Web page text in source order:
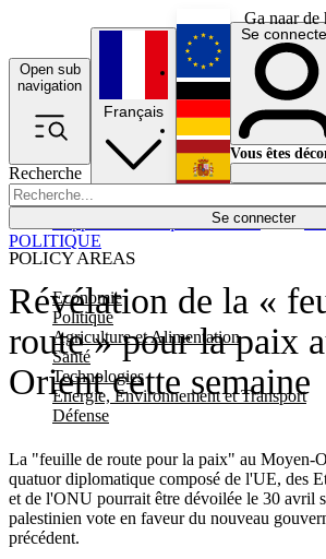
Ga naar
Open sub
navigation
Recherche
Se connecter
POLICY AREAS
Economie
Politique
Agriculture et Alimentation
Santé
Technologies
Energie, Environnement et Transport
Défense
Économie
Français
English
Deutsch
Español
Se
Vous êtes
Révélation de la «
route » pour la paix
Orient cette semaine
La "feuille de route pour la paix" au Moyen-
quatuor diplomatique composé de l'UE, des
et de l'ONU pourrait être dévoilée le 30 avril
palestinien vote en faveur du nouveau
précédent.
POLITIQUE